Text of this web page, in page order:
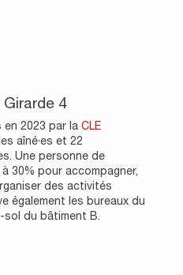
4
2023 par la CLE
aîné·es et 22
Une personne de
30% pour accompagner,
des activités
également les bureaux du
sol du bâtiment B.